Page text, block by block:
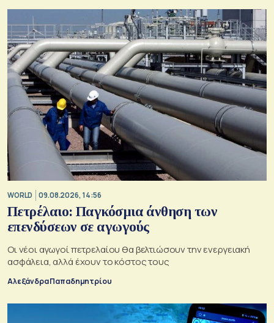
WORLD 09.08.2026, 14:56
Πετρέλαιο: Παγκόσμια άνθηση των
επενδύσεων σε αγωγούς
Οι νέοι αγωγοί πετρελαίου θα βελτιώσουν την ενεργειακή
ασφάλεια, αλλά έχουν το κόστος τους
Αλεξάνδρα Παπαδημητρίου